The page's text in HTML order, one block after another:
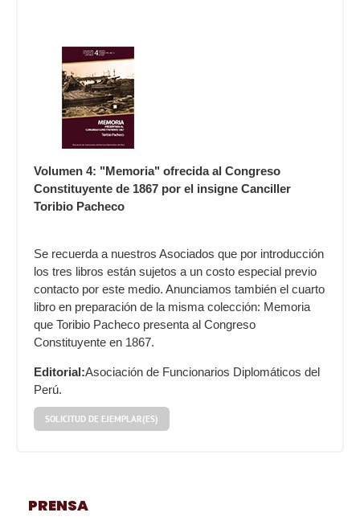
Volumen 4: "Memoria" ofrecida al Congreso
Constituyente de 1867 por el insigne Canciller
Toribio Pacheco
Se recuerda a nuestros Asociados que por introducción
los tres libros están sujetos a un costo especial previo
contacto por este medio. Anunciamos también el cuarto
libro en preparación de la misma colección: Memoria
que Toribio Pacheco presenta al Congreso
Constituyente en 1867.
Editorial:Asociación de Funcionarios Diplomáticos del
Perú.
SOLICITUD DE EJEMPLAR(ES)
PRENSA